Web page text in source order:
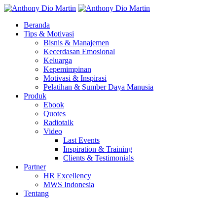
Beranda
Tips & Motivasi
Bisnis & Manajemen
Kecerdasan Emosional
Keluarga
Kepemimpinan
Motivasi & Inspirasi
Pelatihan & Sumber Daya Manusia
Produk
Ebook
Quotes
Radiotalk
Video
Last Events
Inspiration & Training
Clients & Testimonials
Partner
HR Excellency
MWS Indonesia
Tentang